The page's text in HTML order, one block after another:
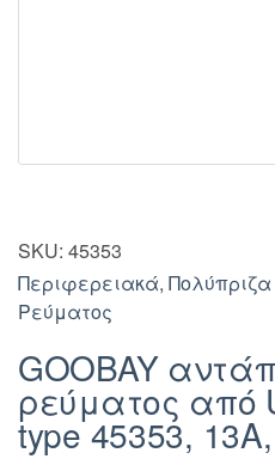
SKU: 45353
Περιφερειακά,
Ρεύματος
GOOBAY
ρεύματος από
type 45353,